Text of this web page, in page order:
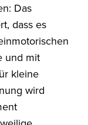
Das
dass es
und mit
kleine
wird